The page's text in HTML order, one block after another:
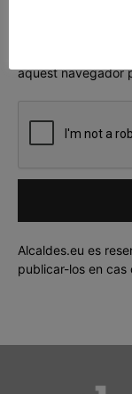
aquest navegador
Alcaldes.eu es
publicar-los en cas